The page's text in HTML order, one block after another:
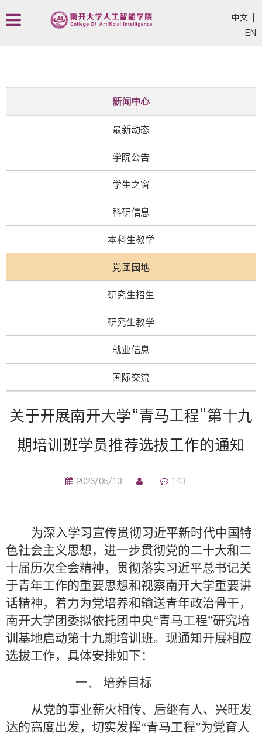
中文
EN
新闻中心
最新动态
学院公告
学生之窗
科研信息
本科生教学
党团园地
研究生招生
研究生教学
就业信息
国际交流
关于开展南开大学“青马工程”第十九
期培训班学员推荐选拔工作的通知
2026/05/13 143
为深入学习宣传贯彻习近平新时代中国特
色社会主义思想，进一步贯彻党的二十大和二
十届历次全会精神，贯彻落实习近平总书记关
于青年工作的重要思想和视察南开大学重要讲
话精神， 着力为党培养和输送青年政治骨干，
南开大学团委拟依托团中央“青马工程”研究培
训基地启动第十九期培训班。现通知开展相应
选拔工作，具体安排如下：
一、 培养目标
从党的事业薪火相传、后继有人、兴旺发
达的高度出发，切实发挥“青马工程”为党育人